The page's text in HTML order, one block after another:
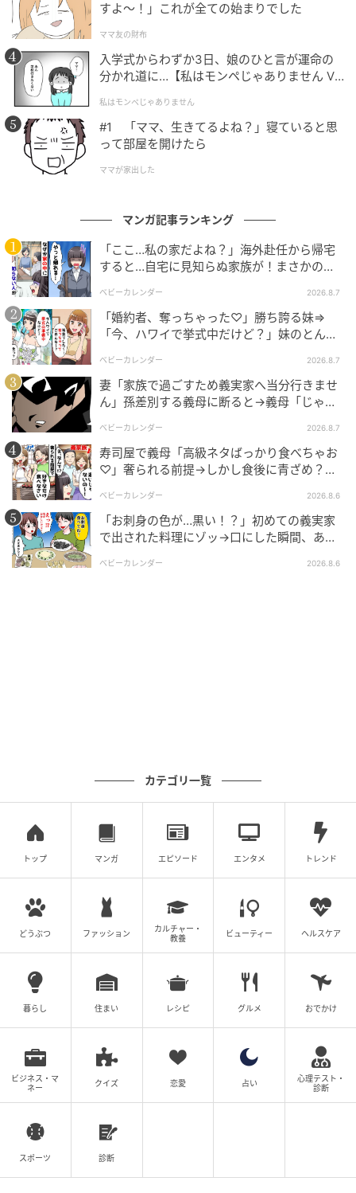
デートから女子のお出かけへ！ふたりでデパ
コス巡りに出発
すっかり意気投合した私たちは、カフェを出た後、そ
のまま一緒にデパートのコスメカウンターを巡ること
になりました。彼氏候補との甘いデートの予定が、い
つの間にか趣味の合う女友達とのお買い物に変わって
いたのです。「この色、絶対に似合うよ！」と彼が的
いました。恋愛対象としてのときめきは完全に消え去
り、そこには強固な友情が芽生えていました。
結局、彼とは恋人同士になることはありませんでし
た。しかし、今でも休日になると彼から「可愛い新作
コスメが出たから見に行かない？」と連絡が来ます。
私は彼氏こそ作れませんでしたが、美容情報の交換が
できて一緒にショッピングを楽しめる、最高の「女友
達」を手に入れることができました。人生何が起こる
かわからないものだと、彼と笑い合いながらお茶をす
るたびに心の底から実感しています。
いかがでしたか？素敵な恋人をゲットするはずが、最
高に気の合うお買い物仲間ができたという斜め上の結
末でした。マッチングアプリの出会いには、こんな奇
跡のような友情が隠れていることもあるのですね！
原案／andGIRL編集部 ※andGIRLが25〜35歳の読者を
の記事をもっとみる
すよ〜！」これが全ての始まりでした
ママ友の財布
入学式からわずか3日、娘のひと言が運命の
分かれ道に…【私はモンペじゃありません Vo
私はモンペじゃありません
#1 「ママ、生きてるよね？」寝ていると思
って部屋を開けたら
ママが家出した
マンガ記事ランキング
「ここ…私の家だよね？」海外赴任から帰宅
すると…自宅に見知らぬ家族が！まさかの真
ベビーカレンダー 2026.8.7
「婚約者、奪っちゃった♡」勝ち誇る妹⇒
「今、ハワイで挙式中だけど？」妹のとんで
ベビーカレンダー 2026.8.7
妻「家族で過ごすため義実家へ当分行きませ
ん」孫差別する義母に断ると→義母「じゃ
ベビーカレンダー 2026.8.7
寿司屋で義母「高級ネタばっかり食べちゃお
♡」奢られる前提→しかし食後に青ざめ？通
ベビーカレンダー 2026.8.6
「お刺身の色が…黒い！？」初めての義実家
で出された料理にゾッ→口にした瞬間、あ
ベビーカレンダー 2026.8.6
カテゴリ一覧
トップ マンガ エピソード エンタメ トレンド
どうぶつ ファッション
カルチャー・
教養
ビューティー ヘルスケア
暮らし 住まい レシピ グルメ おでかけ
ビジネス・マ
ネー
クイズ 恋愛 占い
心理テスト・
診断
スポーツ 診断